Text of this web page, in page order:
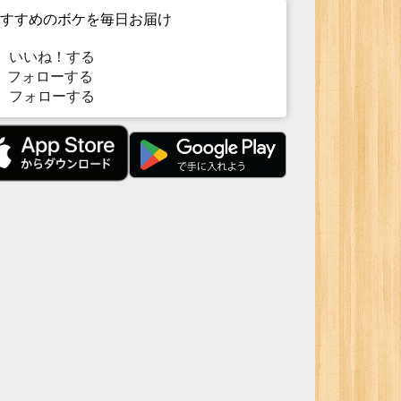
すめのボケを毎日お届け
いいね！する
ォローする
フォローする